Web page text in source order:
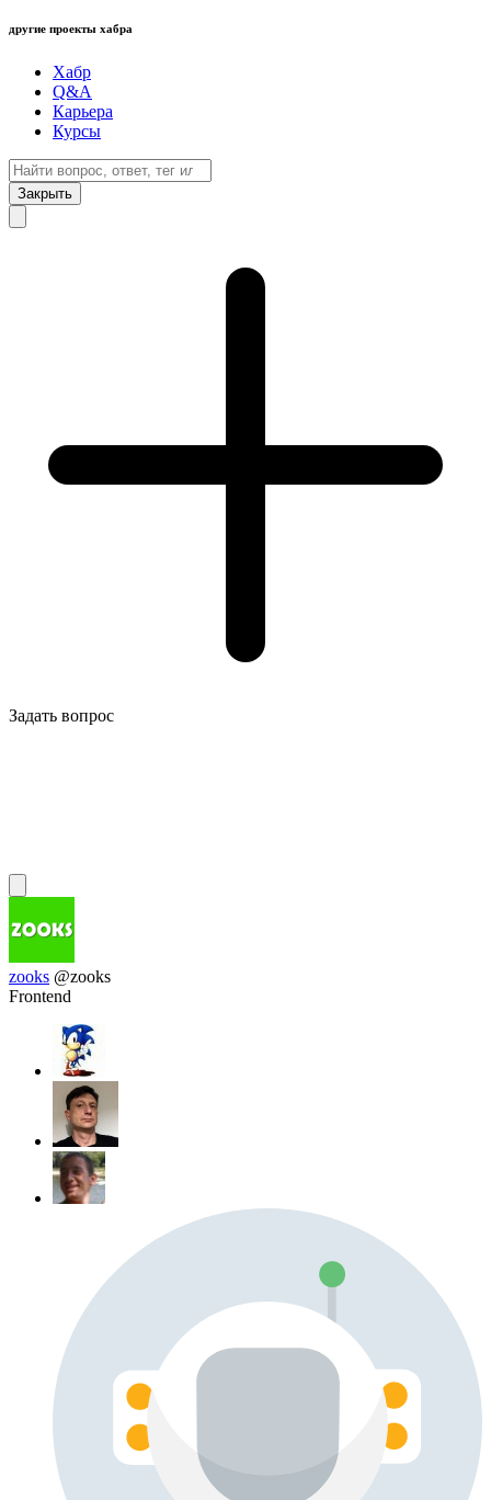
другие проекты хабра
Хабр
Q&A
Карьера
Курсы
Закрыть
Задать вопрос
zooks @zooks
Frontend